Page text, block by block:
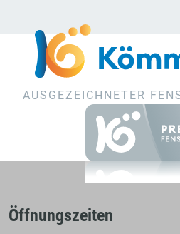
AUSGEZEICHNETER
Öffnungszeiten